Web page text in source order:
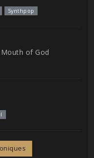
Synthpop
of God